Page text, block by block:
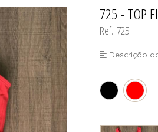
725 - TOP
Ref.: 725
Descrição